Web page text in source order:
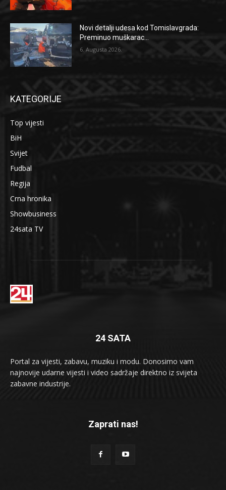
Novi detalji udesa kod Tomislavgrada:
Preminuo muškarac...
6. Augusta 2026.
KATEGORIJE
Top vijesti
BiH
Svijet
Fudbal
Regija
Crna hronika
Showbusiness
24sata TV
24 SATA
Portal za vijesti, zabavu, muziku i modu. Donosimo vam
najnovije udarne vijesti i video sadržaje direktno iz svijeta
zabavne industrije.
Zaprati nas!